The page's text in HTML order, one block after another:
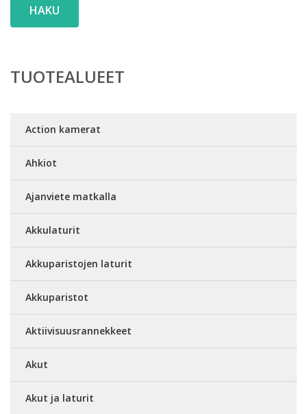
HAKU
TUOTEALUEET
Action kamerat
Ahkiot
Ajanviete matkalla
Akkulaturit
Akkuparistojen laturit
Akkuparistot
Aktiivisuusrannekkeet
Akut
Akut ja laturit